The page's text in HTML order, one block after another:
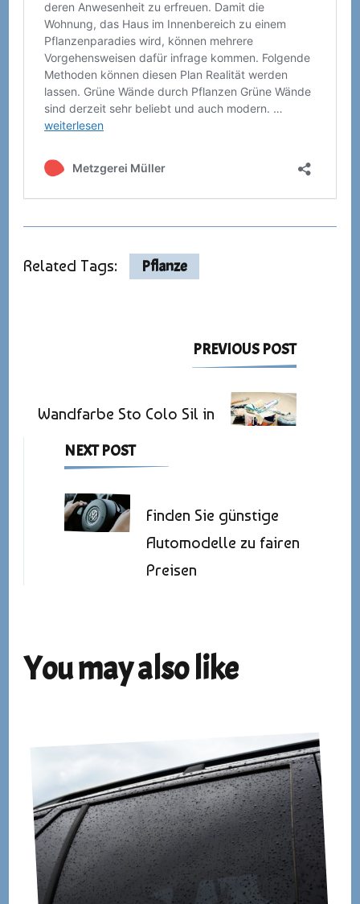
Related Tags: Pflanze
Post
PREVIOUS POST
Wandfarbe Sto Colo Sil in
NEXT POST
Finden Sie günstige
Automodelle zu fairen
Preisen
You may also like